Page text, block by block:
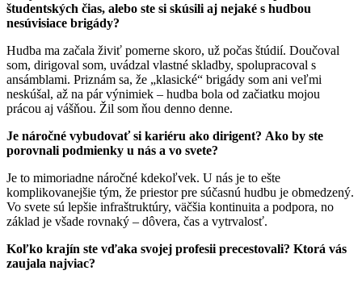
študentských čias, alebo ste si skúsili aj nejaké s hudbou
nesúvisiace brigády?
Hudba ma začala živiť pomerne skoro, už počas štúdií. Doučoval
som, dirigoval som, uvádzal vlastné skladby, spolupracoval s
ansámblami. Priznám sa, že „klasické“ brigády som ani veľmi
neskúšal, až na pár výnimiek – hudba bola od začiatku mojou
prácou aj vášňou. Žil som ňou denno denne.
Je náročné vybudovať si kariéru ako dirigent? Ako by ste
porovnali podmienky u nás a vo svete?
Je to mimoriadne náročné kdekoľvek. U nás je to ešte
komplikovanejšie tým, že priestor pre súčasnú hudbu je obmedzený.
Vo svete sú lepšie infraštruktúry, väčšia kontinuita a podpora, no
základ je všade rovnaký – dôvera, čas a vytrvalosť.
Koľko krajín ste vďaka svojej profesii precestovali? Ktorá vás
zaujala najviac?